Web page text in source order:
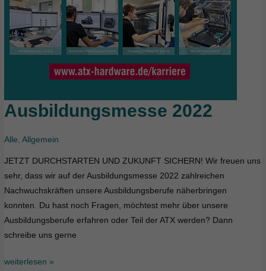
Ausbildungsmesse 2022
Alle ,Allgemein
JETZT DURCHSTARTEN UND ZUKUNFT SICHERN! Wir freuen uns
sehr, dass wir auf der Ausbildungsmesse 2022 zahlreichen
Nachwuchskräften unsere Ausbildungsberufe näherbringen
konnten. Du hast noch Fragen, möchtest mehr über unsere
Ausbildungsberufe erfahren oder Teil der ATX werden? Dann
schreibe uns gerne
Ausbildungsmesse
weiterlesen »